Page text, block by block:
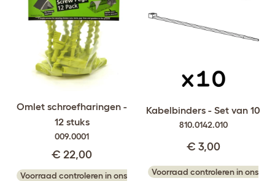
Omlet schroefharingen -
12 stuks
009.0001
€ 22,00
Voorraad controleren in ons
Kabelbinders - Set van 10
810.0142.010
€ 3,00
Voorraad controleren in ons